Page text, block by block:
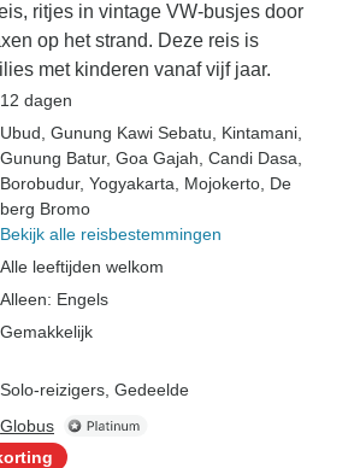
ritjes in vintage VW-busjes door
op het strand. Deze reis is
met kinderen vanaf vijf jaar.
12 dagen
Ubud , Gunung Kawi Sebatu , Kintamani
Gunung Batur, Goa Gajah , Candi Dasa
Borobudur, Yogyakarta , Mojokerto , De
berg Bromo
Bekijk alle reisbestemmingen
Alle leeftijden welkom
Alleen: Engels
Gemakkelijk
Solo-reizigers, Gedeelde
Globus